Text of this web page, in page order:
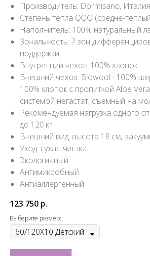
Производитель: Dormisano, Италия
Степень тепла QQQ (средне-
Наполнитель: 100% натуральный
Зональность: 7 зон
поддержки
Внутренний чехол: 100% хлопок
Внешний чехол: Biowool - 100%
100% хлопок с пропиткой Aloe
системой негастат, съемный на
Рекомендуемая нагрузка одного
до 120 кг
Внешний вид: высота 18 см,
Уход: сухая чистка
Экологичный
Антимикробный
Антиаллергенный
123 750 р.
Выберите размер: